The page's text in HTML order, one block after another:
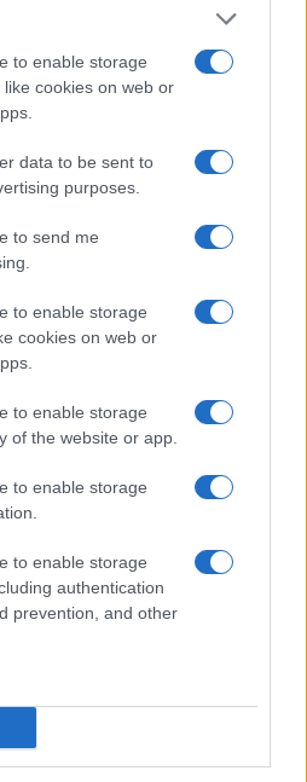
to enable storage
cookies on web or
data to be sent to
purposes.
to send me
to enable storage
cookies on web or
to enable storage
of the website or app.
to enable storage
to enable storage
authentication
prevention, and other
$100,000,000,000,000.00
$16.49